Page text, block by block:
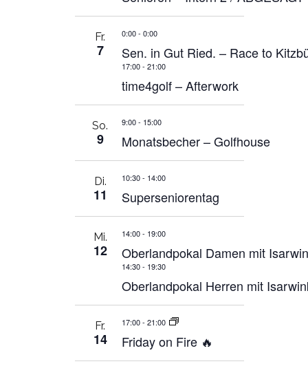
Fr.
7
0:00- 0:00
Sen. in Gut Ried. – Race to
17:00- 21:00
time4golf – Afterwork
So.
9
9:00- 15:00
Monatsbecher – Golfhouse
Di.
11
10:30- 14:00
Superseniorentag
Mi.
12
14:00- 19:00
Oberlandpokal Damen mit
14:30- 19:30
Oberlandpokal Herren mit
Fr.
14
17:00- 21:00
Friday on Fire 🔥